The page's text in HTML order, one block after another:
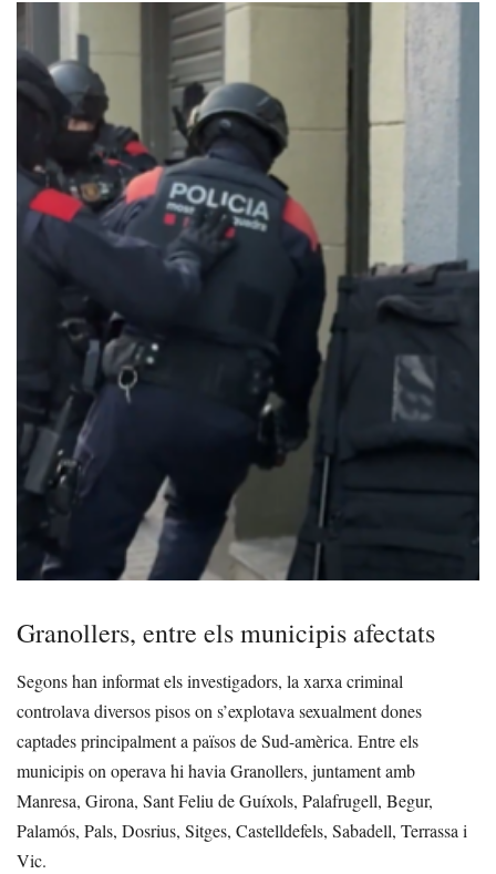
Granollers, entre els municipis afectats
Segons han informat els investigadors, la xarxa criminal
controlava diversos pisos on s’explotava sexualment dones
captades principalment a països de Sud-amèrica. Entre els
municipis on operava hi havia Granollers, juntament amb
Manresa, Girona, Sant Feliu de Guíxols, Palafrugell, Begur,
Palamós, Pals, Dosrius, Sitges, Castelldefels, Sabadell, Terrassa i
Vic.